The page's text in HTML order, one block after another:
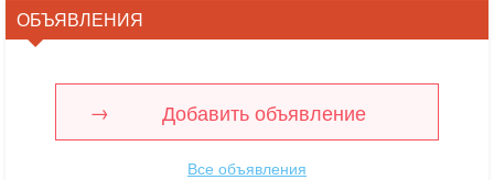
ОБЪЯВЛЕНИЯ
Добавить объявление
Все объявления